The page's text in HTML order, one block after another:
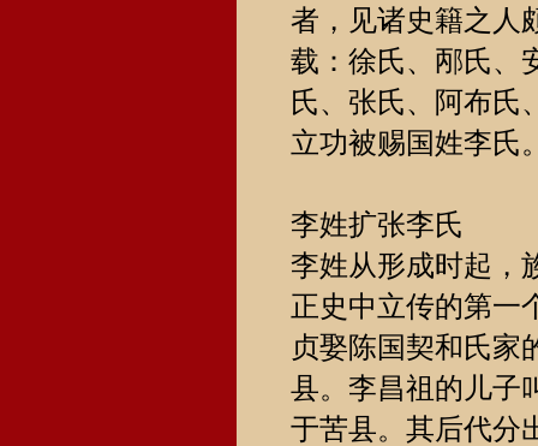
者，见诸史籍之人
载：徐氏、邴氏、
氏、张氏、阿布氏
立功被赐国姓李氏
李姓扩张李氏
李姓从形成时起，
正史中立传的第一
贞娶陈国契和氏家
县。李昌祖的儿子
于苦县。其后代分